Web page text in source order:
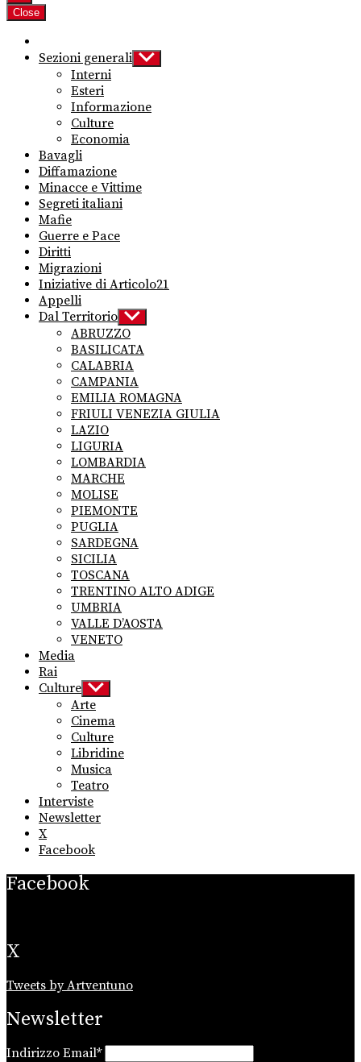
Close
Sezioni generali Show
sub
Interni
Esteri
Informazione
Culture
Economia
Bavagli
Diffamazione
Minacce e Vittime
Segreti italiani
Mafie
Guerre e Pace
Diritti
Migrazioni
Iniziative di Articolo21
Appelli
Dal Territorio Show
sub
menu
ABRUZZO
BASILICATA
CALABRIA
CAMPANIA
EMILIA ROMAGNA
FRIULI VENEZIA GIULIA
LAZIO
LIGURIA
LOMBARDIA
MARCHE
MOLISE
PIEMONTE
PUGLIA
SARDEGNA
SICILIA
TOSCANA
TRENTINO ALTO ADIGE
UMBRIA
VALLE D’AOSTA
VENETO
Media
Rai
Culture Show
sub
menu
Arte
Cinema
Culture
Libridine
Musica
Teatro
Interviste
Newsletter
X
Facebook
Facebook
X
Tweets by Artventuno
Newsletter
Indirizzo Email*